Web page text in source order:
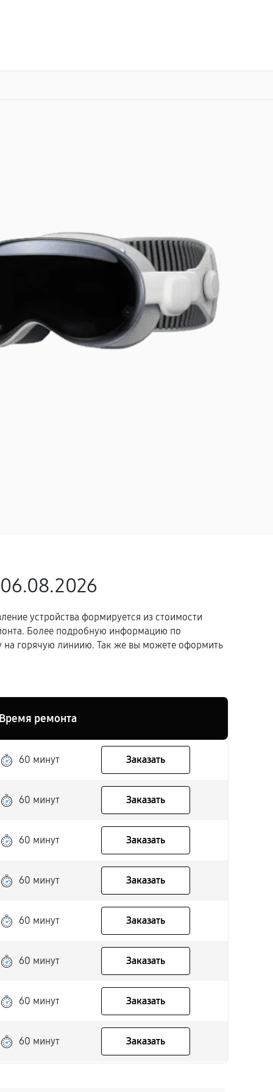
устройства формируется из стоимости
Более подробную информацию по
на горячую линиию. Так же вы можете оформить
ремонта
60 минут Заказать
60 минут Заказать
60 минут Заказать
60 минут Заказать
60 минут Заказать
60 минут Заказать
60 минут Заказать
60 минут Заказать